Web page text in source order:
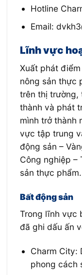
Hotline
Email:
Lĩnh vực
Xuất phát
nông sản thực
trên thị trường,
thành và phát
mình trở thành
vực tập trung
động sản –
Công nghiệp –
sản thực phẩm.
Bất động sản
Trong lĩnh vực
đã ghi dấu ấn
Charm City:
phong cách